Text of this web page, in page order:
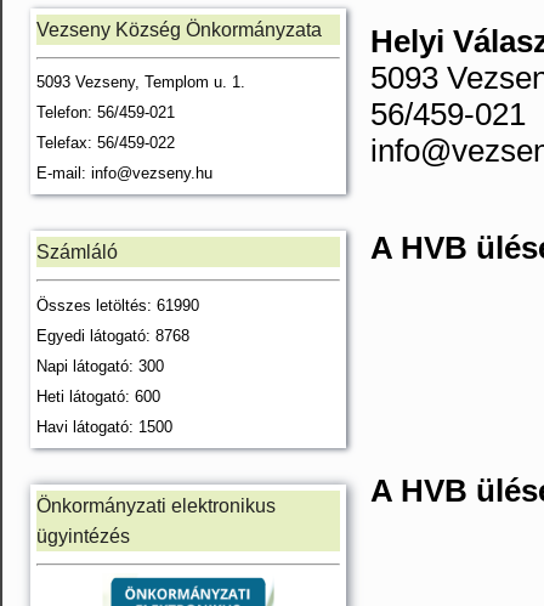
Vezseny Község Önkormányzata
5093 Vezseny, Templom u. 1.
Telefon: 56/459-021
Telefax: 56/459-022
E-mail: info@vezseny.hu
Számláló
Összes letöltés: 61990
Egyedi látogató: 8768
Napi látogató: 300
Heti látogató: 600
Havi látogató: 1500
Önkormányzati elektronikus
ügyintézés
Helyi
5093
56/459-021
A HVB
A HVB